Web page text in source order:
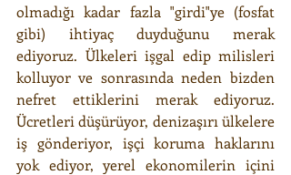
olmadığı kadar fazla "girdi"ye (fosfat
gibi) ihtiyaç duyduğunu merak
ediyoruz. Ülkeleri işgal edip milisleri
kolluyor ve sonrasında neden bizden
nefret ettiklerini merak ediyoruz.
Ücretleri düşürüyor, denizaşırı ülkelere
iş gönderiyor, işçi koruma haklarını
yok ediyor, yerel ekonomilerin içini